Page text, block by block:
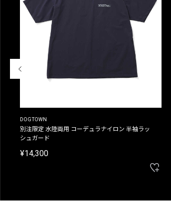
DOGTOWN
別注限定 水陸両用 コーデュラナイロン 半袖ラッ
シュガード
¥14,300